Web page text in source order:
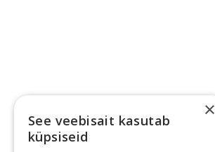
×
See veebisait kasutab
küpsiseid